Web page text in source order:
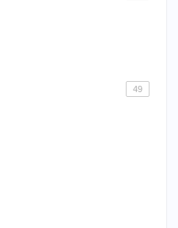
49